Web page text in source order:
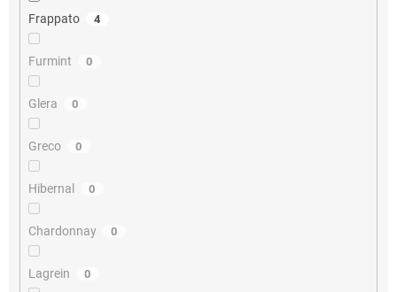
Frappato 4
Furmint 0
Glera 0
Greco 0
Hibernal 0
Chardonnay 0
Lagrein 0